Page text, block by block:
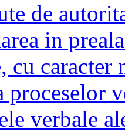
de
in
cu caracter
proceselor
verbale